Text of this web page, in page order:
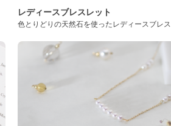
レディースブレスレット
色とりどりの天然石を使ったレディースブレス